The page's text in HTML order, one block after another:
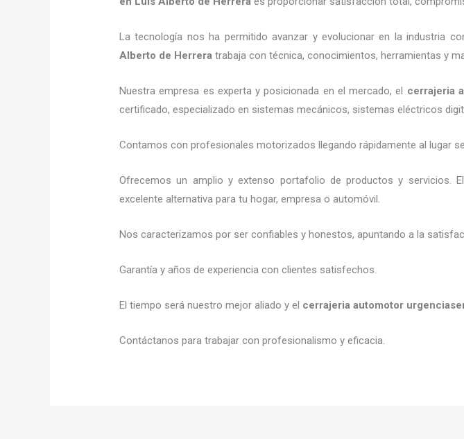
La tecnología nos ha permitido avanzar y evolucionar en la industria
Alberto de Herrera trabaja con técnica, conocimientos, herramientas y
Nuestra empresa es experta y posicionada en el mercado, el cerrajeria
certificado, especializado en sistemas mecánicos, sistemas eléctricos
Contamos con profesionales motorizados llegando rápidamente al lugar
Ofrecemos un amplio y extenso portafolio de productos y servicios. El
excelente alternativa para tu hogar, empresa o automóvil.
Nos caracterizamos por ser confiables y honestos, apuntando a la
Garantía y años de experiencia con clientes satisfechos.
El tiempo será nuestro mejor aliado y el cerrajeria automotor urgencias
Contáctanos para trabajar con profesionalismo y eficacia.